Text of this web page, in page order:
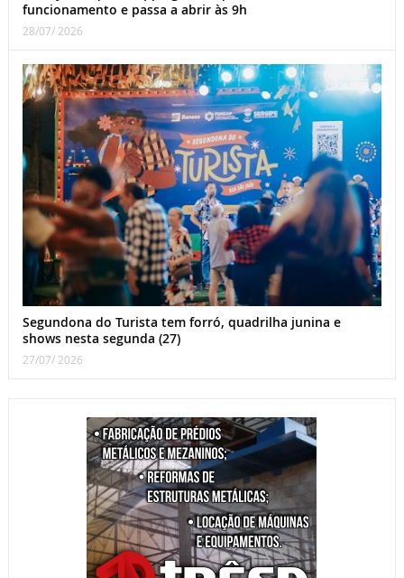
funcionamento e passa a abrir às 9h
28/07/ 2026
Segundona do Turista tem forró, quadrilha junina e
shows nesta segunda (27)
27/07/ 2026